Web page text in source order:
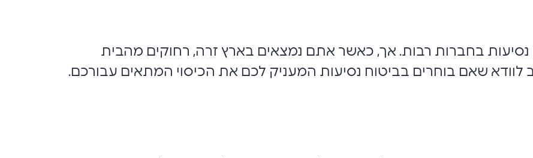
נסיעות בחברות רבות. אך, כאשר אתם נמצאים בארץ זרה, רחוקים מהבית
שאם בוחרים בביטוח נסיעות המעניק לכם את הכיסוי המתאים עבורכם.